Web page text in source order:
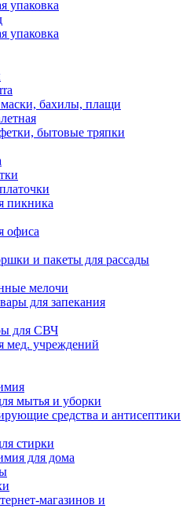
упаковка
упаковка
бахилы, плащи
бытовые тряпки
пикника
офиса
и пакеты для рассады
мелочи
для запекания
для СВЧ
мед. учреждений
мытья и уборки
средства и антисептики
стирки
для дома
магазинов и